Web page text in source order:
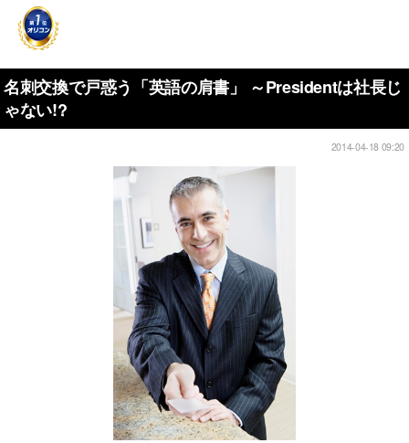
名刺交換で戸惑う「英語の肩書」 ～Presidentは社長じ
ゃない!?
2014-04-18 09:20